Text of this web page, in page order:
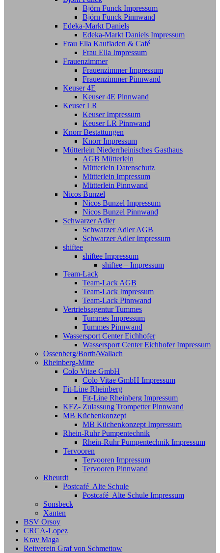
Björn Funck Impressum
Björn Funck Pinnwand
Edeka-Markt Daniels
Edeka-Markt Daniels Impressum
Frau Ella Kaufladen & Café
Frau Ella Impressum
Frauenzimmer
Frauenzimmer Impressum
Frauenzimmer Pinnwand
Keuser 4E
Keuser 4E Pinnwand
Keuser LR
Keuser Impressum
Keuser LR Pinnwand
Knorr Bestattungen
Knorr Impressum
Mütterlein Niederrheinisches Gasthaus
AGB Mütterlein
Mütterlein Datenschutz
Mütterlein Impressum
Mütterlein Pinnwand
Nicos Bunzel
Nicos Bunzel Impressum
Nicos Bunzel Pinnwand
Schwarzer Adler
Schwarzer Adler AGB
Schwarzer Adler Impressum
shiftee
shiftee Impressum
shiftee – Impressum
Team-Lack
Team-Lack AGB
Team-Lack Impressum
Team-Lack Pinnwand
Vertriebsagentur Tummes
Tummes Impressum
Tummes Pinnwand
Wassersport Center Eichhofer
Wassersport Center Eichhofer Impressum
Ossenberg/Borth/Wallach
Rheinberg-Mitte
Colo Vitae GmbH
Colo Vitae GmbH Impressum
Fit-Line Rheinberg
Fit-Line Rheinberg Impressum
KFZ- Zulassung Trompetter Pinnwand
MB Küchenkonzept
MB Küchenkonzept Impressum
Rhein-Ruhr Pumpentechnik
Rhein-Ruhr Pumpentechnik Impressum
Tervooren
Tervooren Impressum
Tervooren Pinnwand
Rheurdt
Postcafé Alte Schule
Postcafé Alte Schule Impressum
Sonsbeck
Xanten
BSV Orsoy
CRCA-Lopez
Krav Maga
Reitverein Graf von Schmettow